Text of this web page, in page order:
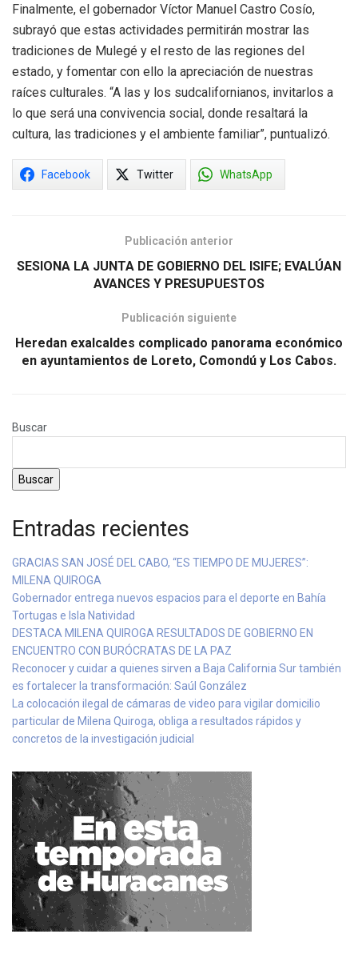
Finalmente, el gobernador Víctor Manuel Castro Cosío,
subrayó que estas actividades permitirán mostrar las
tradiciones de Mulegé y el resto de las regiones del
estado, y fomentar con ello la apreciación de nuestras
raíces culturales. “A las y los sudcalifornianos, invitarlos a
lo que será una convivencia social, donde resaltará la
cultura, las tradiciones y el ambiente familiar”, puntualizó.
Facebook Twitter WhatsApp
Publicación anterior
SESIONA LA JUNTA DE GOBIERNO DEL ISIFE; EVALÚAN
AVANCES Y PRESUPUESTOS
Publicación siguiente
Heredan exalcaldes complicado panorama económico
en ayuntamientos de Loreto, Comondú y Los Cabos.
Buscar
Buscar
Entradas recientes
GRACIAS SAN JOSÉ DEL CABO, “ES TIEMPO DE MUJERES”:
MILENA QUIROGA
Gobernador entrega nuevos espacios para el deporte en Bahía
Tortugas e Isla Natividad
DESTACA MILENA QUIROGA RESULTADOS DE GOBIERNO EN
ENCUENTRO CON BURÓCRATAS DE LA PAZ
Reconocer y cuidar a quienes sirven a Baja California Sur también
es fortalecer la transformación: Saúl González
La colocación ilegal de cámaras de video para vigilar domicilio
particular de Milena Quiroga, obliga a resultados rápidos y
concretos de la investigación judicial